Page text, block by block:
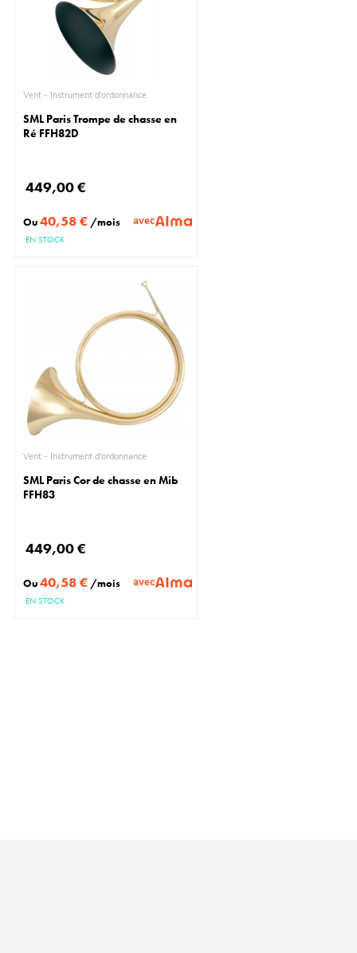
Vent - Instrument d'ordonnance
SML Paris Trompe de chasse en
Ré FFH82D
449,00 €
Ou40,58 € /mois avec
EN STOCK
Vent - Instrument d'ordonnance
SML Paris Cor de chasse en Mib
FFH83
449,00 €
Ou40,58 € /mois avec
EN STOCK